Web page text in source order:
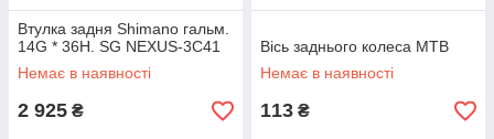
Втулка задня Shimano гальм.
14G * 36H. SG NEXUS-3C41
Немає в наявності
2 925 ₴
Вісь заднього колеса МТВ
Немає в наявності
113 ₴